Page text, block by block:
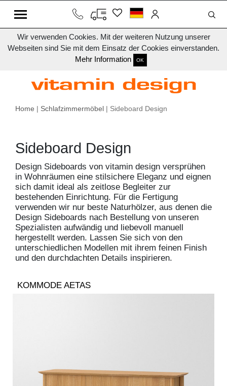
Wir verwenden Cookies. Mit der weiteren Nutzung unserer
Webseiten sind Sie mit dem Einsatz der Cookies einverstanden.
Mehr Information
OK
Home | Schlafzimmermöbel | Sideboard Design
Sideboard Design
Design Sideboards von vitamin design versprühen
in Wohnräumen eine stilsichere Eleganz und eignen
sich damit ideal als zeitlose Begleiter zur
bestehenden Einrichtung. Für die Fertigung
verwenden wir nur beste Naturhölzer, aus denen die
Design Sideboards nach Bestellung von unseren
Spezialisten aufwändig und liebevoll manuell
hergestellt werden. Lassen Sie sich von den
unterschiedlichen Modellen mit ihrem feinen Finish
und den durchdachten Details inspirieren.
KOMMODE AETAS